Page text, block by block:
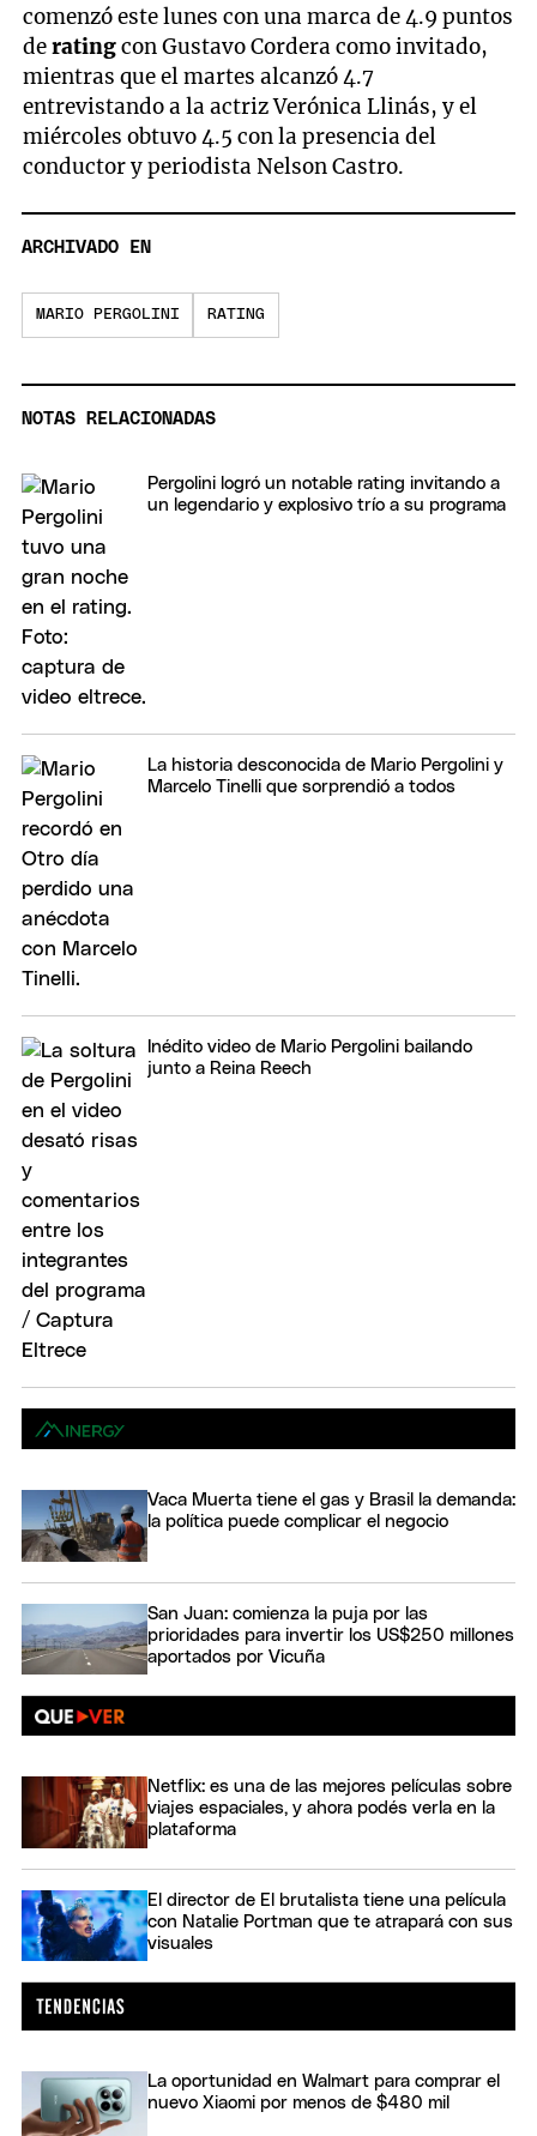
comenzó este lunes con una marca de 4.9 puntos
deratingcon Gustavo Cordera como invitado,
mientras que el martes alcanzó 4.7
entrevistando a la actriz Verónica Llinás, y el
miércoles obtuvo 4.5 con la presencia del
conductor y periodista Nelson Castro.
ARCHIVADO EN
MARIO PERGOLINI RATING
NOTAS RELACIONADAS
Pergolini logró un notable rating invitando a
un legendario y explosivo trío a su programa
La historia desconocida de Mario Pergolini y
Marcelo Tinelli que sorprendió a todos
Inédito video de Mario Pergolini bailando
junto a Reina Reech
Vaca Muerta tiene el gas y Brasil la demanda:
la política puede complicar el negocio
San Juan: comienza la puja por las
prioridades para invertir los US$250 millones
aportados por Vicuña
Netflix: es una de las mejores películas sobre
viajes espaciales, y ahora podés verla en la
plataforma
El director de El brutalista tiene una película
con Natalie Portman que te atrapará con sus
visuales
La oportunidad en Walmart para comprar el
nuevo Xiaomi por menos de $480 mil